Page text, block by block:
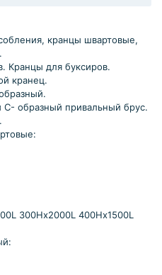
кранцы швартовые,
Кранцы для буксиров.
кранец.
С- образный привальный брус.
300Hх2000L 400Hх1500L